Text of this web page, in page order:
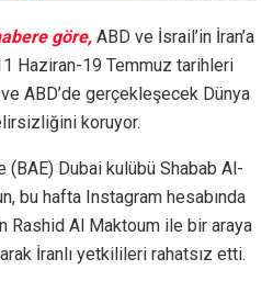
göre, ABD ve İsrail’in İran’a
Haziran-19 Temmuz tarihleri
ABD’de gerçekleşecek Dünya
koruyor.
(BAE) Dubai kulübü Shabab Al-
bu hafta Instagram hesabında
Rashid Al Maktoum ile bir araya
İranlı yetkilileri rahatsız etti.